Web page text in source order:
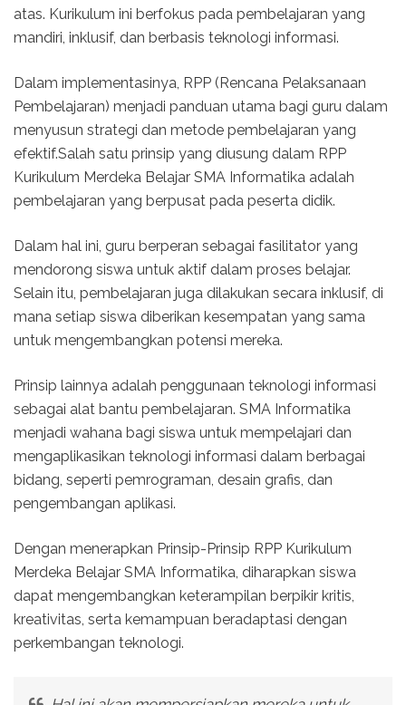
atas. Kurikulum ini berfokus pada pembelajaran yang
mandiri, inklusif, dan berbasis teknologi informasi.
Dalam implementasinya, RPP (Rencana Pelaksanaan
Pembelajaran) menjadi panduan utama bagi guru dalam
menyusun strategi dan metode pembelajaran yang
efektif.Salah satu prinsip yang diusung dalam RPP
Kurikulum Merdeka Belajar SMA Informatika adalah
pembelajaran yang berpusat pada peserta didik.
Dalam hal ini, guru berperan sebagai fasilitator yang
mendorong siswa untuk aktif dalam proses belajar.
Selain itu, pembelajaran juga dilakukan secara inklusif, di
mana setiap siswa diberikan kesempatan yang sama
untuk mengembangkan potensi mereka.
Prinsip lainnya adalah penggunaan teknologi informasi
sebagai alat bantu pembelajaran. SMA Informatika
menjadi wahana bagi siswa untuk mempelajari dan
mengaplikasikan teknologi informasi dalam berbagai
bidang, seperti pemrograman, desain grafis, dan
pengembangan aplikasi.
Dengan menerapkan Prinsip-Prinsip RPP Kurikulum
Merdeka Belajar SMA Informatika, diharapkan siswa
dapat mengembangkan keterampilan berpikir kritis,
kreativitas, serta kemampuan beradaptasi dengan
perkembangan teknologi.